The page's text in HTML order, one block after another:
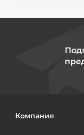
Компания